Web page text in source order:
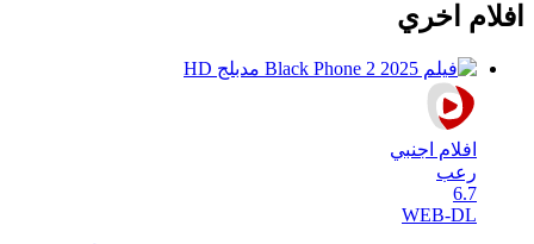
افلام اخري
افلام اجنبي
رعب
6.7
WEB-DL